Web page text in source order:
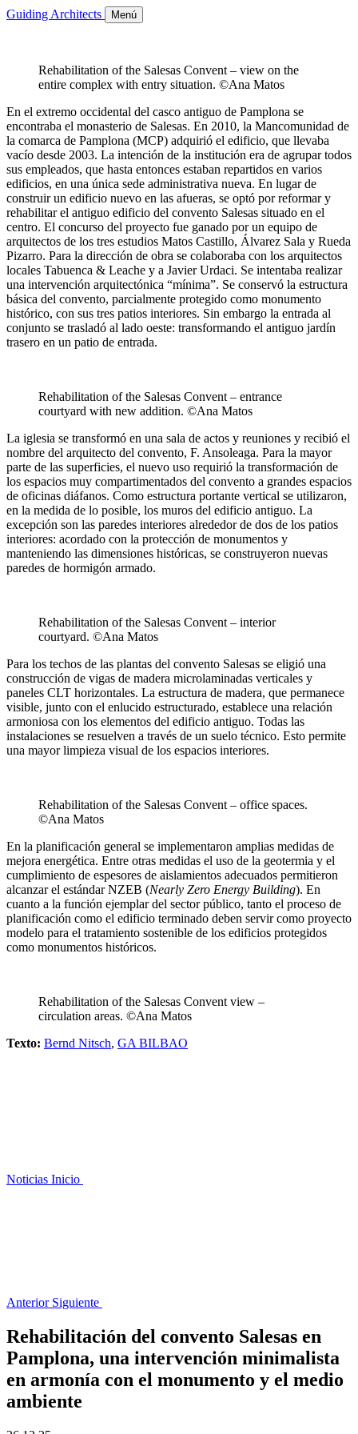
Guiding Architects Menú
Rehabilitation of the Salesas Convent – view on the
entire complex with entry situation. ©Ana Matos
En el extremo occidental del casco antiguo de Pamplona se
encontraba el monasterio de Salesas. En 2010, la Mancomunidad de
la comarca de Pamplona (MCP) adquirió el edificio, que llevaba
vacío desde 2003. La intención de la institución era de agrupar todos
sus empleados, que hasta entonces estaban repartidos en varios
edificios, en una única sede administrativa nueva. En lugar de
construir un edificio nuevo en las afueras, se optó por reformar y
rehabilitar el antiguo edificio del convento Salesas situado en el
centro. El concurso del proyecto fue ganado por un equipo de
arquitectos de los tres estudios Matos Castillo, Álvarez Sala y Rueda
Pizarro. Para la dirección de obra se colaboraba con los arquitectos
locales Tabuenca & Leache y a Javier Urdaci. Se intentaba realizar
una intervención arquitectónica “mínima”. Se conservó la estructura
básica del convento, parcialmente protegido como monumento
histórico, con sus tres patios interiores. Sin embargo la entrada al
conjunto se trasladó al lado oeste: transformando el antiguo jardín
trasero en un patio de entrada.
Rehabilitation of the Salesas Convent – entrance
courtyard with new addition. ©Ana Matos
La iglesia se transformó en una sala de actos y reuniones y recibió el
nombre del arquitecto del convento, F. Ansoleaga. Para la mayor
parte de las superficies, el nuevo uso requirió la transformación de
los espacios muy compartimentados del convento a grandes espacios
de oficinas diáfanos. Como estructura portante vertical se utilizaron,
en la medida de lo posible, los muros del edificio antiguo. La
excepción son las paredes interiores alrededor de dos de los patios
interiores: acordado con la protección de monumentos y
manteniendo las dimensiones históricas, se construyeron nuevas
paredes de hormigón armado.
Rehabilitation of the Salesas Convent – interior
courtyard. ©Ana Matos
Para los techos de las plantas del convento Salesas se eligió una
construcción de vigas de madera microlaminadas verticales y
paneles CLT horizontales. La estructura de madera, que permanece
visible, junto con el enlucido estructurado, establece una relación
armoniosa con los elementos del edificio antiguo. Todas las
instalaciones se resuelven a través de un suelo técnico. Esto permite
una mayor limpieza visual de los espacios interiores.
Rehabilitation of the Salesas Convent – office spaces.
©Ana Matos
En la planificación general se implementaron amplias medidas de
mejora energética. Entre otras medidas el uso de la geotermia y el
cumplimiento de espesores de aislamientos adecuados permitieron
alcanzar el estándar NZEB (Nearly Zero Energy Building). En
cuanto a la función ejemplar del sector público, tanto el proceso de
planificación como el edificio terminado deben servir como proyecto
modelo para el tratamiento sostenible de los edificios protegidos
como monumentos históricos.
Rehabilitation of the Salesas Convent view –
circulation areas. ©Ana Matos
Texto: Bernd Nitsch, GA BILBAO
Noticias Inicio
Anterior Siguiente
Rehabilitación del convento Salesas en
Pamplona, una intervención minimalista
en armonía con el monumento y el medio
ambiente